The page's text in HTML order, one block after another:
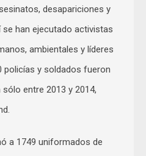
desapariciones y
han ejecutado activistas
ambientales y líderes
policías y soldados fueron
sólo entre 2013 y 2014,
a 1749 uniformados de